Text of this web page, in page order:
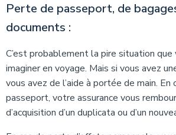
Perte de passeport, de
documents :
C’est probablement la pire situation que
imaginer en voyage. Mais si vous avez
vous avez de l’aide à portée de main.
passeport, votre assurance vous
d’acquisition d’un duplicata ou d’un